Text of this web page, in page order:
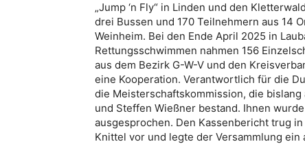
„Jump ‘n Fly“ in Linden und den
drei Bussen und 170 Teilnehmern aus 14
Weinheim. Bei den Ende April 2025 in
Rettungsschwimmen nahmen 156
aus dem Bezirk G-W-V und den
eine Kooperation. Verantwortlich für die
die Meisterschaftskommission, die
und Steffen Wießner bestand. Ihnen
ausgesprochen. Den Kassenbericht trug
Knittel vor und legte der Versammlung ein